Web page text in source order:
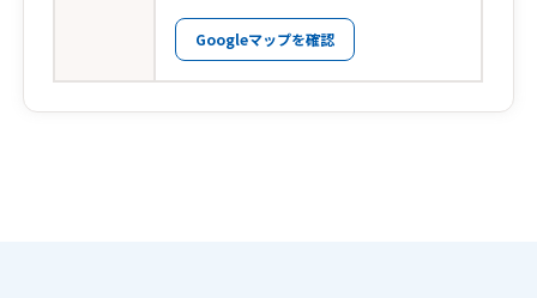
Googleマップを確認